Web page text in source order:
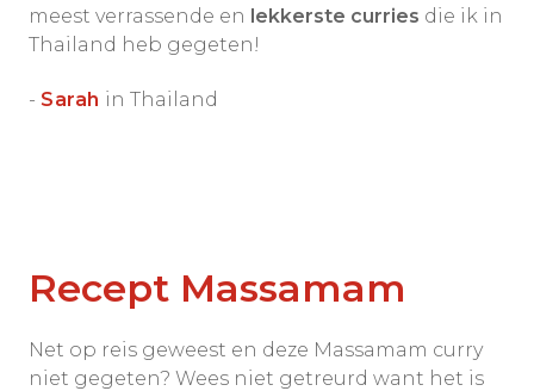
meest verrassende en lekkerste curries die ik in
Thailand heb gegeten!
- Sarah in Thailand
Recept Massamam
Net op reis geweest en deze Massamam curry
niet gegeten? Wees niet getreurd want het is